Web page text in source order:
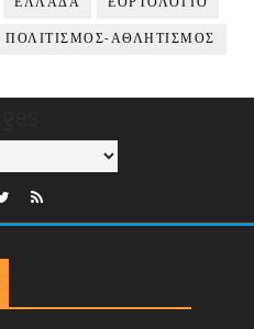
ΠΟΛΙΤΙΣΜΟΣ-ΑΘΛΗΤΙΣΜΟΣ